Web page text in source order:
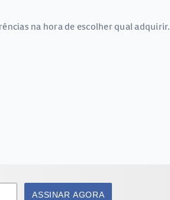
na hora de escolher qual adquirir.
ASSINAR AGORA